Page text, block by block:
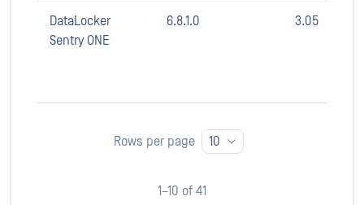
DataLocker
Sentry ONE
6.8.1.0 3.05
1–10 of 41
Rows per page 10